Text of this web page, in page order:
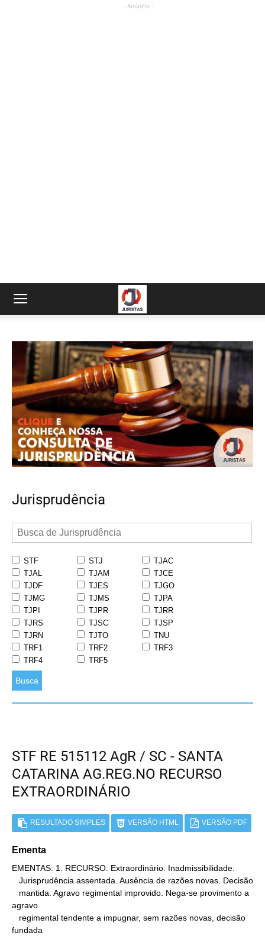
- Anúncio -
Jurisprudência
STF STJ
TJAC
TJAL
TJAM
TJCE
TJDF
TJES
TJGO
TJMG
TJMS
TJPA
TJPI
TJPR
TJRR
TJRS
TJSC
TJSP
TJRN
TJTO
TNU
TRF1
TRF2
TRF3
TRF4
TRF5
Busca
STF RE 515112 AgR / SC - SANTA
CATARINA AG.REG.NO RECURSO
EXTRAORDINÁRIO
RESULTADO SIMPLES VERSÃO HTML VERSÃO PDF
Ementa
EMENTAS: 1. RECURSO. Extraordinário. Inadmissibilidade.
agravo
fundada